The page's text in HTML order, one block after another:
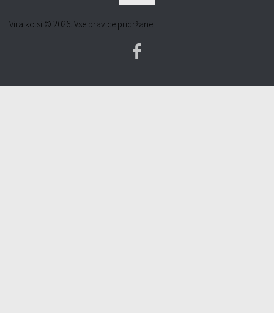
Viralko.si © 2026. Vse pravice pridržane.